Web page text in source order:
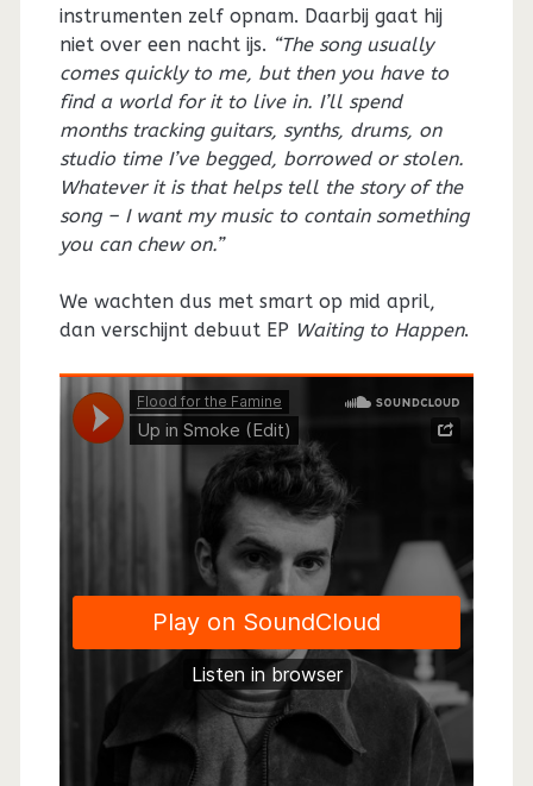
instrumenten zelf opnam. Daarbij gaat hij
niet over een nacht ijs. “The song usually
comes quickly to me, but then you have to
find a world for it to live in. I’ll spend
months tracking guitars, synths, drums, on
studio time I’ve begged, borrowed or stolen.
Whatever it is that helps tell the story of the
song – I want my music to contain something
you can chew on.”
We wachten dus met smart op mid april,
dan verschijnt debuut EP Waiting to Happen.